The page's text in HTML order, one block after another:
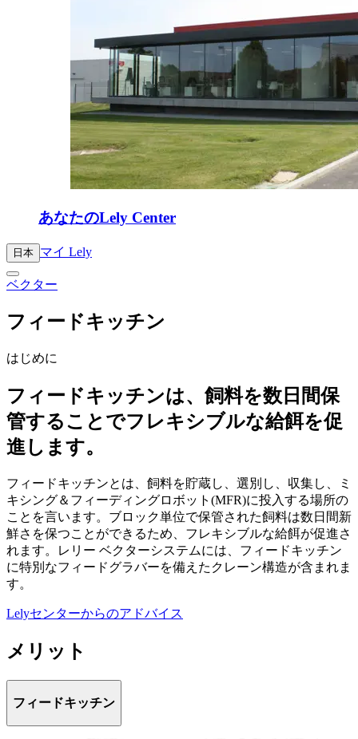
あなたのLely Center
日本 マイ Lely
ベクター
フィードキッチン
はじめに
フィードキッチンは、飼料を数日間保
管することでフレキシブルな給餌を促
進します。
フィードキッチンとは、飼料を貯蔵し、選別し、収集し、ミ
キシング＆フィーディングロボット(MFR)に投入する場所の
ことを言います。ブロック単位で保管された飼料は数日間新
鮮さを保つことができるため、フレキシブルな給餌が促進さ
れます。レリー ベクターシステムには、フィードキッチン
に特別なフィードグラバーを備えたクレーン構造が含まれま
す。
Lelyセンターからのアドバイス
メリット
フィードキッチン